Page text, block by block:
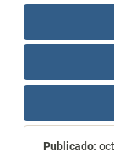
Publicado: